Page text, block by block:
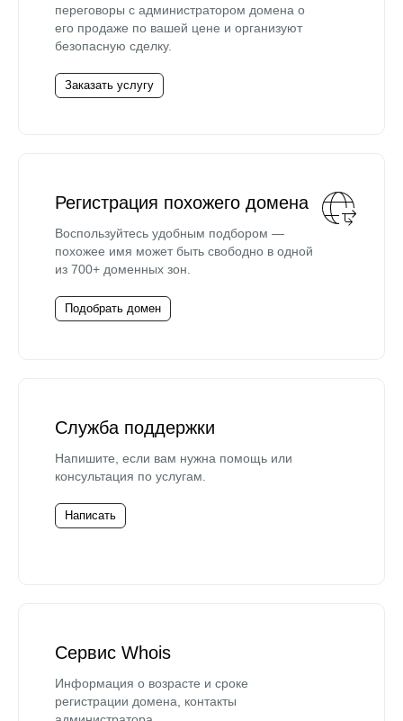
переговоры с администратором домена о
его продаже по вашей цене и организуют
безопасную сделку.
Заказать услугу
Регистрация похожего домена
Воспользуйтесь удобным подбором —
похожее имя может быть свободно в одной
из 700+ доменных зон.
Подобрать домен
Служба поддержки
Напишите, если вам нужна помощь или
консультация по услугам.
Написать
Сервис Whois
Информация о возрасте и сроке
регистрации домена, контакты